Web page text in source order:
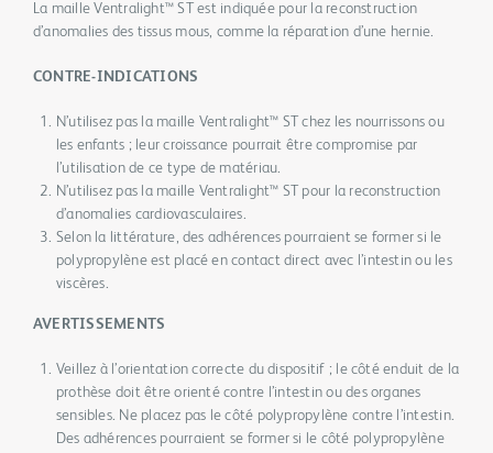
La maille Ventralight™ ST est indiquée pour la reconstruction
d’anomalies des tissus mous, comme la réparation d’une hernie.
CONTRE-INDICATIONS
N’utilisez pas la maille Ventralight™ ST chez les nourrissons ou
les enfants ; leur croissance pourrait être compromise par
l’utilisation de ce type de matériau.
N’utilisez pas la maille Ventralight™ ST pour la reconstruction
d’anomalies cardiovasculaires.
Selon la littérature, des adhérences pourraient se former si le
polypropylène est placé en contact direct avec l’intestin ou les
viscères.
AVERTISSEMENTS
Veillez à l’orientation correcte du dispositif ; le côté enduit de la
prothèse doit être orienté contre l’intestin ou des organes
sensibles. Ne placez pas le côté polypropylène contre l’intestin.
Des adhérences pourraient se former si le côté polypropylène